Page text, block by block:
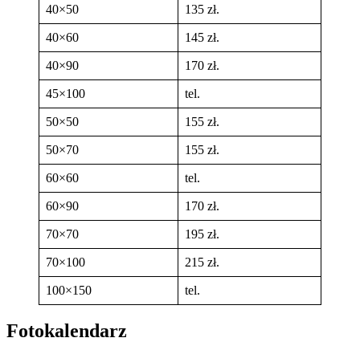
40×50 135 zł.
40×60 145 zł.
40×90 170 zł.
45×100 tel.
50×50 155 zł.
50×70 155 zł.
60×60 tel.
60×90 170 zł.
70×70 195 zł.
70×100 215 zł.
100×150 tel.
Fotokalendarz